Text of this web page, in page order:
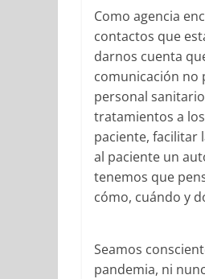
Como agencia
contactos que
darnos cuenta
comunicación no
personal
tratamientos a
paciente, facilitar
al paciente un
tenemos que
cómo, cuándo y
Seamos
pandemia, ni